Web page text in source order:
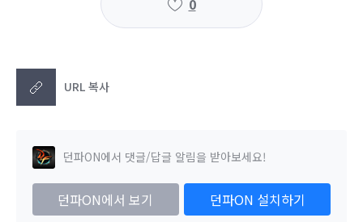
URL 복사
던파ON에서 댓글/답글 알림을 받아보세요!
던파ON에서 보기 던파ON 설치하기